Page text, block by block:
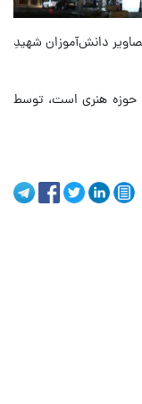
دانش‌آموزان شهیدِ
حوزه هنری است، توسط